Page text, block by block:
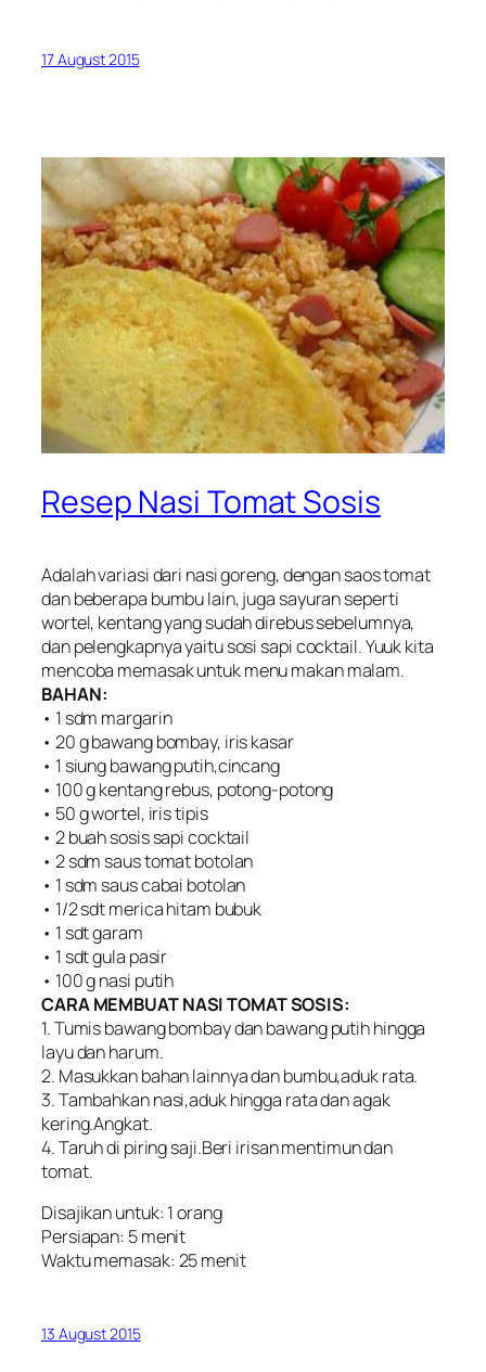
17 August 2015
Resep Nasi Tomat Sosis
Adalah variasi dari nasi goreng, dengan saos tomat
dan beberapa bumbu lain, juga sayuran seperti
wortel, kentang yang sudah direbus sebelumnya,
dan pelengkapnya yaitu sosi sapi cocktail. Yuuk kita
mencoba memasak untuk menu makan malam.
BAHAN:
• 1 sdm margarin
• 20 g bawang bombay, iris kasar
• 1 siung bawang putih,cincang
• 100 g kentang rebus, potong-potong
• 50 g wortel, iris tipis
• 2 buah sosis sapi cocktail
• 2 sdm saus tomat botolan
• 1 sdm saus cabai botolan
• 1/2 sdt merica hitam bubuk
• 1 sdt garam
• 1 sdt gula pasir
• 100 g nasi putih
CARA MEMBUAT NASI TOMAT SOSIS:
1. Tumis bawang bombay dan bawang putih hingga
layu dan harum.
2. Masukkan bahan lainnya dan bumbu,aduk rata.
3. Tambahkan nasi,aduk hingga rata dan agak
kering.Angkat.
4. Taruh di piring saji.Beri irisan mentimun dan
tomat.
Disajikan untuk: 1 orang
Persiapan: 5 menit
Waktu memasak: 25 menit
13 August 2015